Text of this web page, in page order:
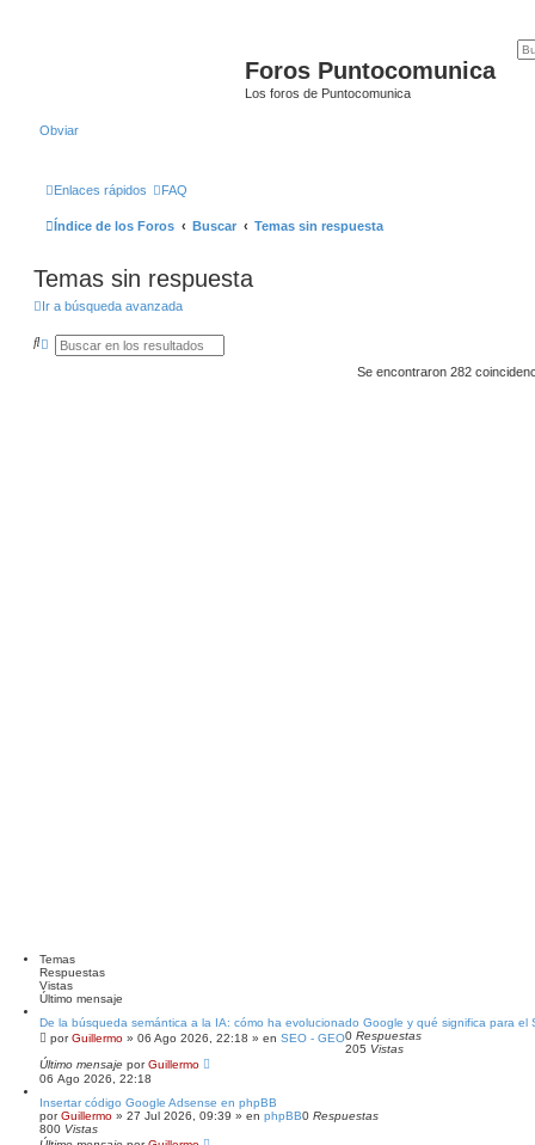
Foros Puntocomunica
Los foros de Puntocomunica
Obviar
Enlaces rápidos FAQ
Índice de los Foros Buscar Temas sin respuesta
Temas sin respuesta
Ir a búsqueda avanzada
B B
Se encontraron 282
Temas
Respuestas
Vistas
Último mensaje
De la búsqueda semántica a la IA: cómo ha evolucionado Google y qué significa para el
porGuillermo » 06 Ago 2026, 22:18 » en SEO - GEO0 Respuestas
205 Vistas
Último mensaje porGuillermo
06 Ago 2026, 22:18
Insertar código Google Adsense en phpBB
porGuillermo » 27 Jul 2026, 09:39 » en phpBB0 Respuestas
800 Vistas